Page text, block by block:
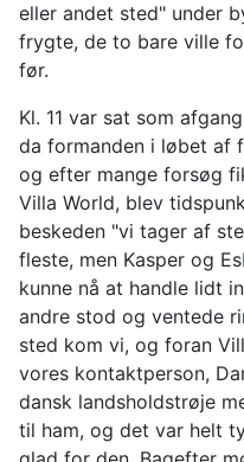
eller andet sted" under
frygte, de to bare ville
før.
Kl. 11 var sat som
da formanden i løbet af
og efter mange forsøg
Villa World, blev
beskeden "vi tager af
fleste, men Kasper og
kunne nå at handle lidt
andre stod og ventede
sted kom vi, og foran
vores kontaktperson,
dansk landsholdstrøje
til ham, og det var helt